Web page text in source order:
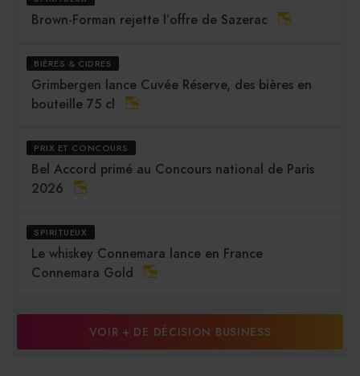
Brown-Forman rejette l’offre de Sazerac
BIÈRES & CIDRES
Grimbergen lance Cuvée Réserve, des bières en
bouteille 75 cl
PRIX ET CONCOURS
Bel Accord primé au Concours national de Paris
2026
SPIRITUEUX
Le whiskey Connemara lance en France
Connemara Gold
VOIR + DE DÉCISION BUSINESS